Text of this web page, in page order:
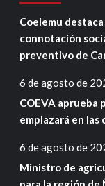
Coelemu
connotación
preventivo de
6 de agosto de
COEVA aprueba
emplazará en las
6 de agosto de
Ministro de